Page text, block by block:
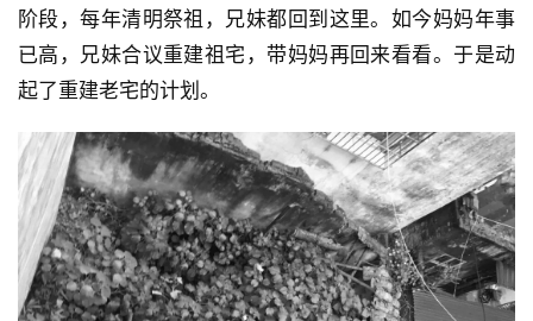
阶段，每年清明祭祖，兄妹都回到这里。如今妈妈年事
已高，兄妹合议重建祖宅，带妈妈再回来看看。于是动
起了重建老宅的计划。